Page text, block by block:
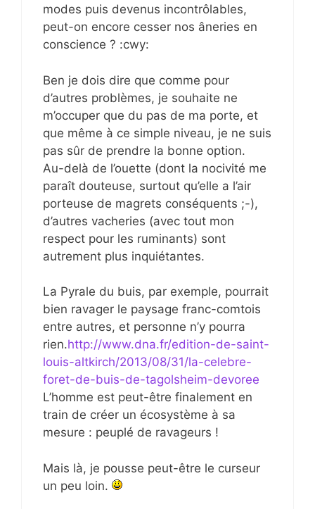
modes puis devenus incontrôlables,
peut-on encore cesser nos âneries en
conscience ? :cwy:
Ben je dois dire que comme pour
d’autres problèmes, je souhaite ne
m’occuper que du pas de ma porte, et
que même à ce simple niveau, je ne suis
pas sûr de prendre la bonne option.
Au-delà de l’ouette (dont la nocivité me
paraît douteuse, surtout qu’elle a l’air
porteuse de magrets conséquents ;-),
d’autres vacheries (avec tout mon
respect pour les ruminants) sont
autrement plus inquiétantes.
La Pyrale du buis, par exemple, pourrait
bien ravager le paysage franc-comtois
entre autres, et personne n’y pourra
rien.http://www.dna.fr/edition-de-saint-
louis-altkirch/2013/08/31/la-celebre-
foret-de-buis-de-tagolsheim-devoree
L’homme est peut-être finalement en
train de créer un écosystème à sa
mesure : peuplé de ravageurs !
Mais là, je pousse peut-être le curseur
un peu loin.